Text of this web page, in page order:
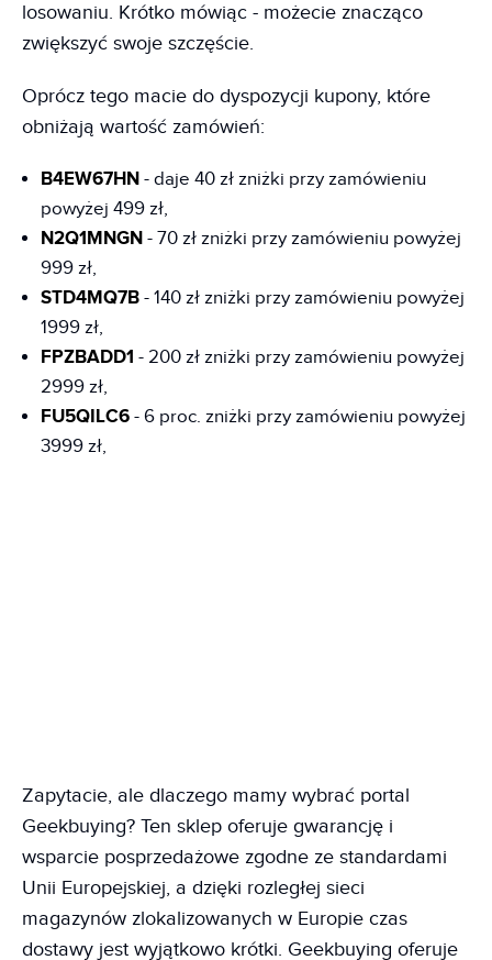
losowaniu. Krótko mówiąc - możecie znacząco
zwiększyć swoje szczęście.
Oprócz tego macie do dyspozycji kupony, które
obniżają wartość zamówień:
B4EW67HN - daje 40 zł zniżki przy zamówieniu
powyżej 499 zł,
N2Q1MNGN - 70 zł zniżki przy zamówieniu powyżej
999 zł,
STD4MQ7B - 140 zł zniżki przy zamówieniu powyżej
1999 zł,
FPZBADD1 - 200 zł zniżki przy zamówieniu powyżej
2999 zł,
FU5QILC6 - 6 proc. zniżki przy zamówieniu powyżej
3999 zł,
Zapytacie, ale dlaczego mamy wybrać portal
Geekbuying? Ten sklep oferuje gwarancję i
wsparcie posprzedażowe zgodne ze standardami
Unii Europejskiej, a dzięki rozległej sieci
magazynów zlokalizowanych w Europie czas
dostawy jest wyjątkowo krótki. Geekbuying oferuje